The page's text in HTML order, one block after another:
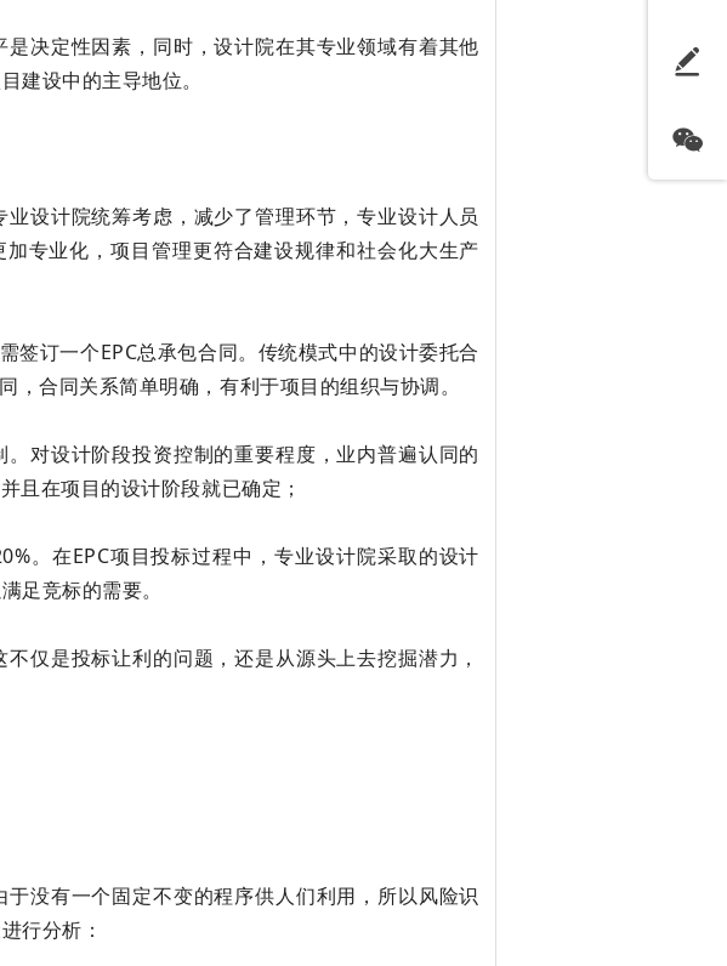
决定性因素，同时，设计院在其专业领域有着其他
建设中的主导地位。
设计院统筹考虑，减少了管理环节，专业设计人员
专业化，项目管理更符合建设规律和社会化大生产
签订一个EPC总承包合同。传统模式中的设计委托合
合同关系简单明确，有利于项目的组织与协调。
对设计阶段投资控制的重要程度，业内普遍认同的
且在项目的设计阶段就已确定；
。在EPC项目投标过程中，专业设计院采取的设计
足竞标的需要。
仅是投标让利的问题，还是从源头上去挖掘潜力，
没有一个固定不变的程序供人们利用，所以风险识
行分析：